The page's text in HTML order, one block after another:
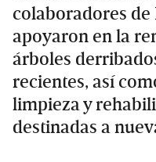
colaboradores de
apoyaron en la
árboles
recientes, así
limpieza y
destinadas a